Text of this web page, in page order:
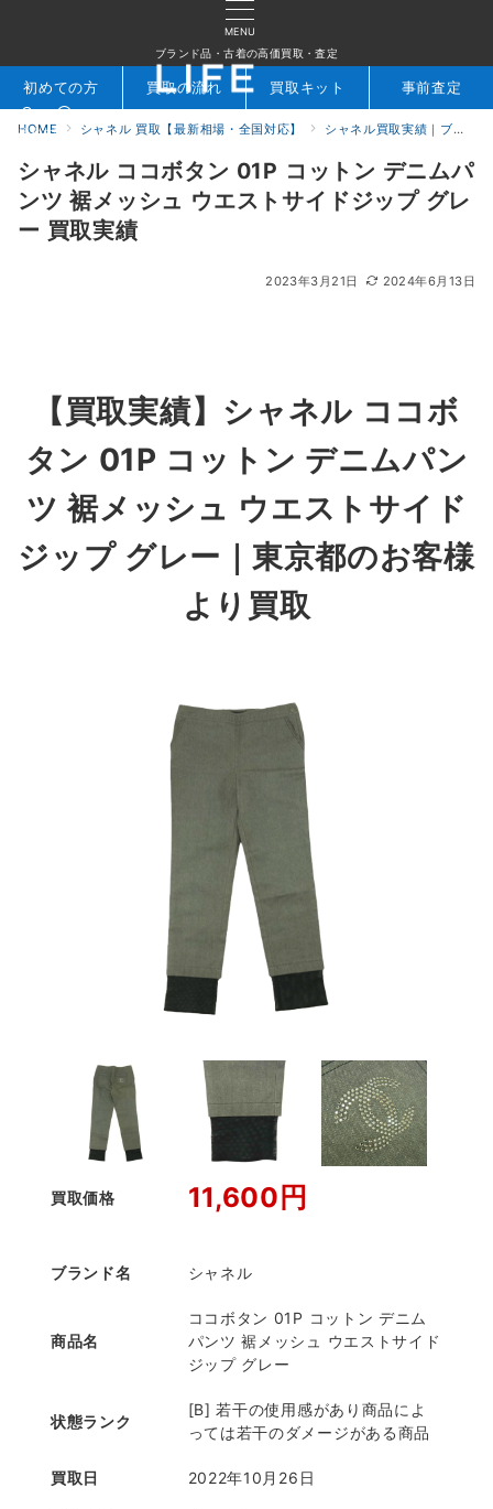
MENU
ブランド品・古着の高価買取・査定
検索 お問合せ
初めての方 買取の流れ 買取キット 事前査定
HOME シャネル 買取【最新相場・全国対応】 シャネル買取実績｜ブランド専門店LIFE
シャネル ココボタン 01P コットン デニムパ
ンツ 裾メッシュ ウエストサイドジップ グレ
ー 買取実績
2023年3月21日 2024年6月13日
【買取実績】シャネル ココボ
タン 01P コットン デニムパン
ツ 裾メッシュ ウエストサイド
ジップ グレー｜東京都のお客様
より買取
買取価格 11,600円
ブランド名 シャネル
商品名
ココボタン 01P コットン デニム
パンツ 裾メッシュ ウエストサイド
ジップ グレー
状態ランク
[B] 若干の使用感があり商品によ
っては若干のダメージがある商品
買取日 2022年10月26日